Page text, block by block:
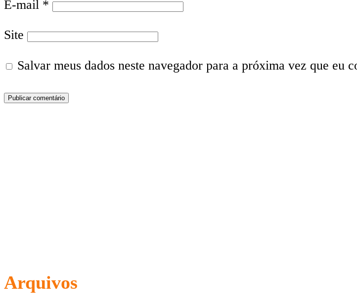
E-mail *
Site
Salvar meus dados neste navegador para a próxima vez que eu
Arquivos